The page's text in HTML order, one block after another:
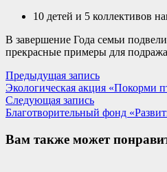
10 детей и 5 коллективов
В завершение Года семьи
прекрасные примеры для
Навигация
по
записям
Предыдущая записьПредыдущая
запись:
Экологическая акция «Покорми
Следующая записьСледующая
запись:
Благотворительный фонд
Вам также может